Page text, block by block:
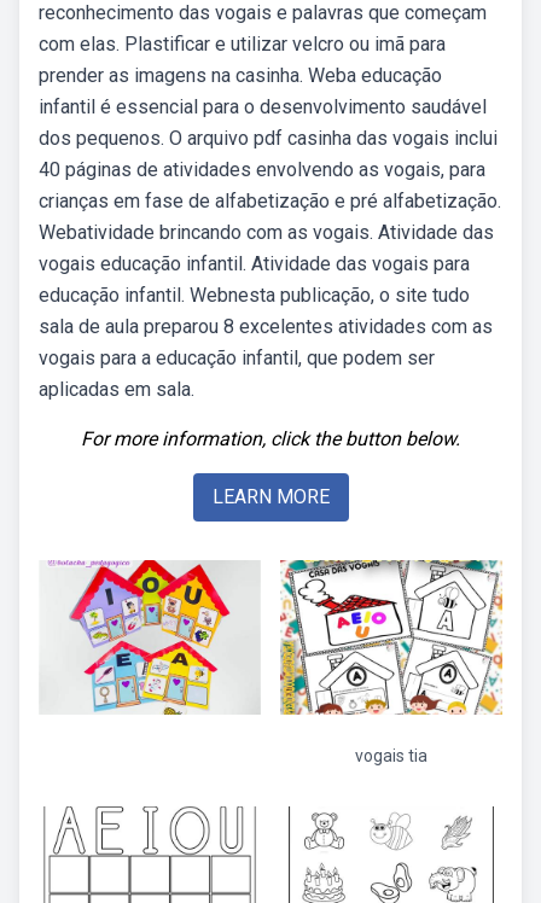
reconhecimento das vogais e palavras que começam
com elas. Plastificar e utilizar velcro ou imã para
prender as imagens na casinha. Weba educação
infantil é essencial para o desenvolvimento saudável
dos pequenos. O arquivo pdf casinha das vogais inclui
40 páginas de atividades envolvendo as vogais, para
crianças em fase de alfabetização e pré alfabetização.
Webatividade brincando com as vogais. Atividade das
vogais educação infantil. Atividade das vogais para
educação infantil. Webnesta publicação, o site tudo
sala de aula preparou 8 excelentes atividades com as
vogais para a educação infantil, que podem ser
aplicadas em sala.
For more information, click the button below.
LEARN MORE
vogais tia